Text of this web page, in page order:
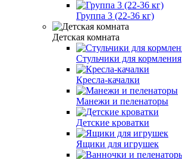
Группа 3 (22-36 кг)
Детская комната
Стульчики для кормления
Кресла-качалки
Манежи и пеленаторы
Детские кроватки
Ящики для игрушек